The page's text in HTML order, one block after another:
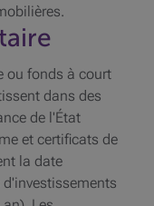
ou fonds à court
dans des
de l'État
et certificats de
la date